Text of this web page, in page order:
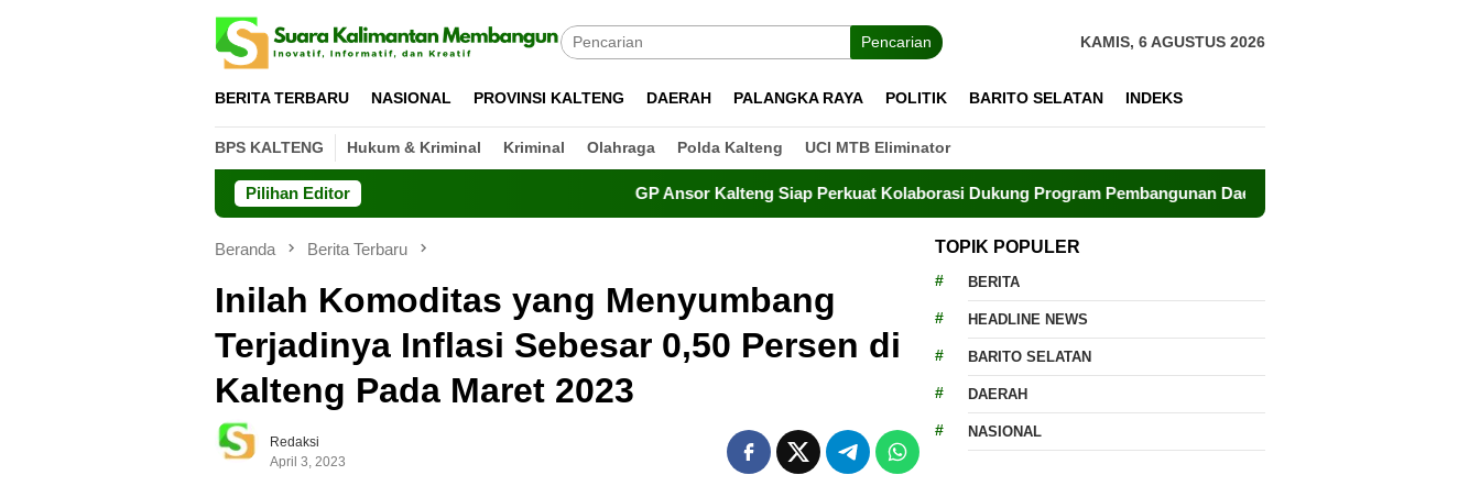
Pencarian KAMIS, 6 AGUSTUS 2026
BERITA TERBARU NASIONAL PROVINSI KALTENG DAERAH PALANGKA RAYA POLITIK BARITO SELATAN INDEKS
BPS KALTENG Hukum & Kriminal Kriminal Olahraga Polda Kalteng UCI MTB Eliminator
Pilihan Editor GP Ansor Kalteng Siap Perkuat Kolaborasi Dukung Program Pembangunan Daerah
Beranda Berita Terbaru
Inilah Komoditas yang Menyumbang
Terjadinya Inflasi Sebesar 0,50 Persen di
Kalteng Pada Maret 2023
Redaksi
April 3, 2023
TOPIK POPULER
BERITA
HEADLINE NEWS
BARITO SELATAN
DAERAH
NASIONAL